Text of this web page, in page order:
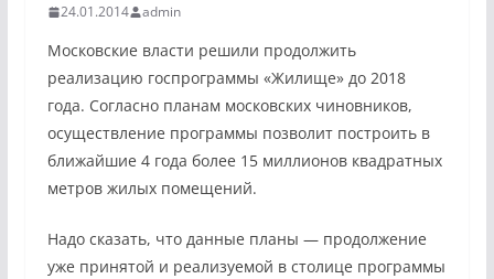
24.01.2014 admin
Московские власти решили продолжить
реализацию госпрограммы «Жилище» до 2018
года. Согласно планам московских чиновников,
осуществление программы позволит построить в
ближайшие 4 года более 15 миллионов квадратных
метров жилых помещений.
Надо сказать, что данные планы — продолжение
уже принятой и реализуемой в столице программы